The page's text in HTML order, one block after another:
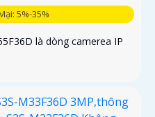
5%-35%
là dòng camerea IP